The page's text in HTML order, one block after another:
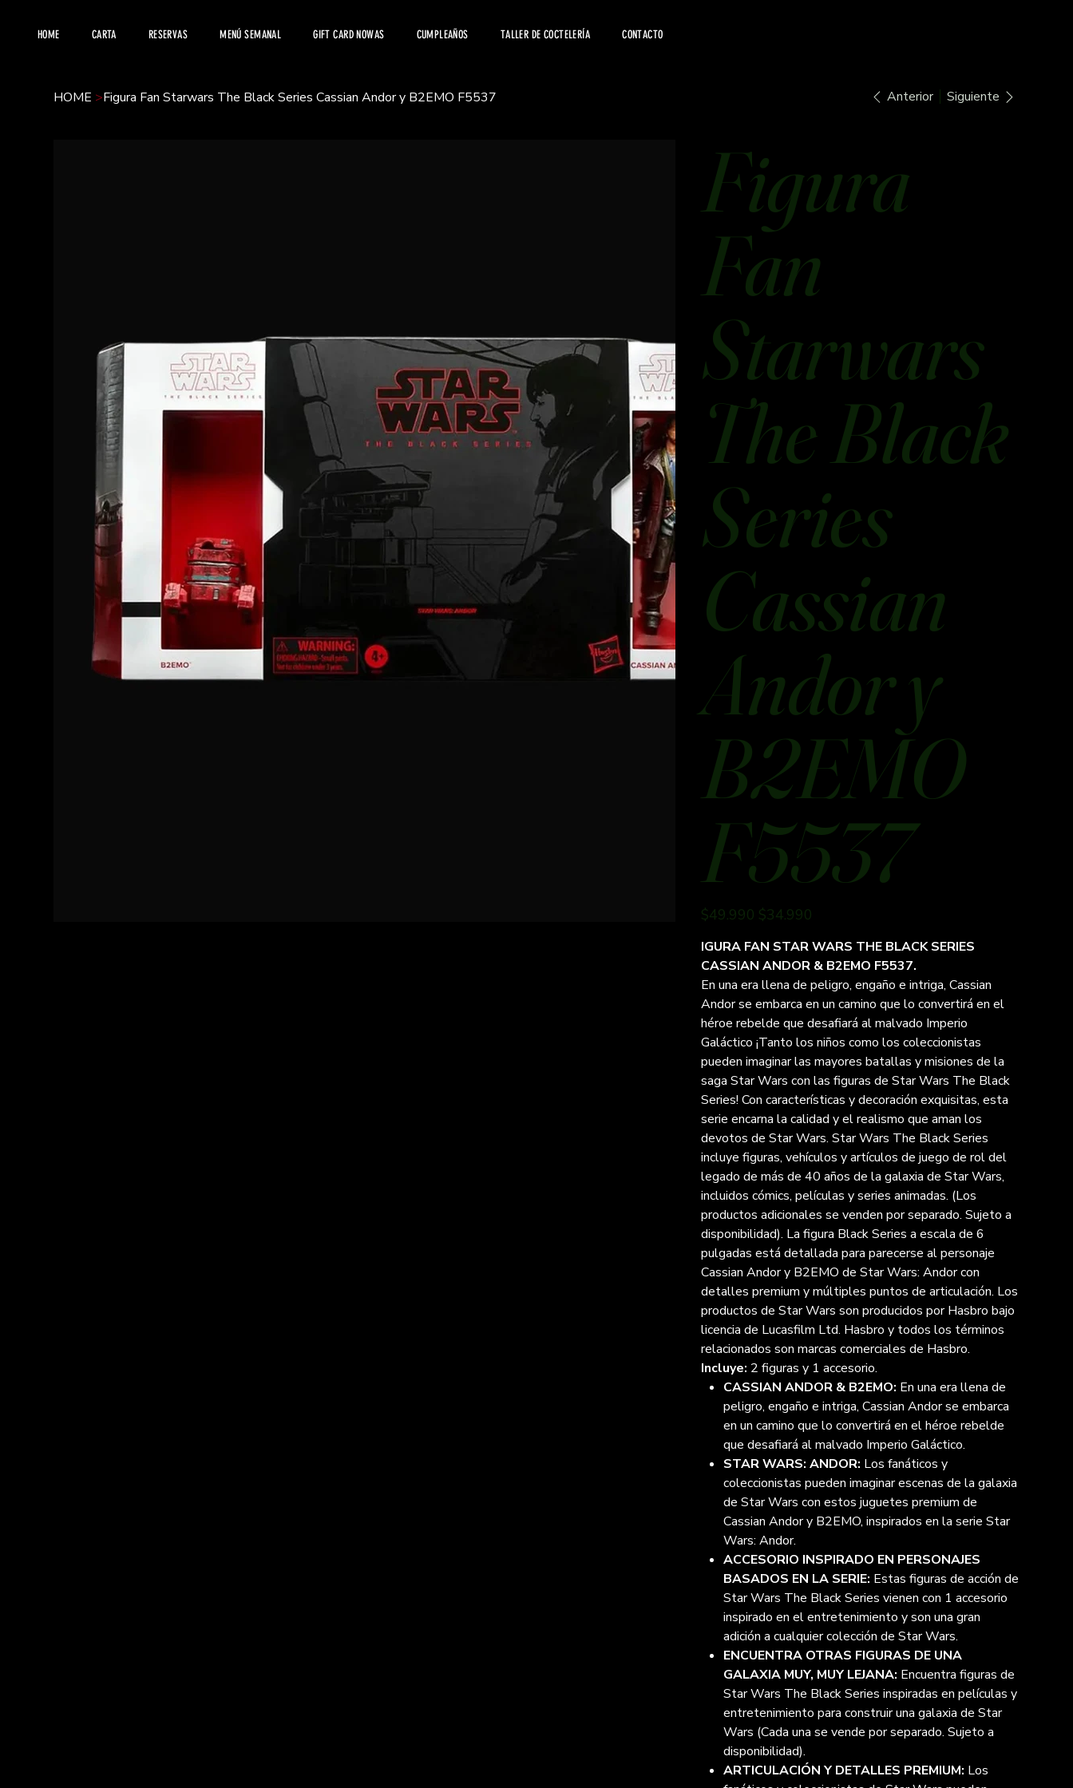
HOME CARTA RESERVAS MENÚ SEMANAL GIFT CARD NOWAS CUMPLEAÑOS TALLER DE COCTELERÍA CONTACTO
HOME >Figura Fan Starwars The Black Series Cassian Andor y B2EMO F5537 Anterior Siguiente
Figura
Fan
Starwars
The Black
Series
Cassian
Andor y
B2EMO
F5537
Precio
original
$49.990
Precio
de
$34.990
IGURA FAN STAR WARS THEBLACK SERIES
CASSIAN ANDOR & B2EMO F5537.
En una era llena de peligro, engaño e intriga, Cassian
Andor se embarca en un camino que lo convertirá en el
héroe rebelde que desafiará al malvado Imperio
Galáctico ¡Tanto los niños como los coleccionistas
pueden imaginar las mayores batallas y misiones de la
saga Star Wars con las figuras de Star Wars The Black
Series! Con características y decoración exquisitas, esta
serie encarna la calidad y el realismo que aman los
devotos de Star Wars. Star Wars The Black Series
incluye figuras, vehículos y artículos de juego de rol del
legado de más de 40 años de la galaxia de Star Wars,
incluidos cómics, películas y series animadas. (Los
productos adicionales se venden por separado. Sujeto a
disponibilidad). La figura Black Series a escala de 6
pulgadas está detallada para parecerse al personaje
Cassian Andor y B2EMO de Star Wars: Andor con
detalles premium y múltiples puntos de articulación. Los
productos de Star Wars son producidos por Hasbro bajo
licencia de Lucasfilm Ltd. Hasbro y todos los términos
relacionados son marcas comerciales de Hasbro.
Incluye: 2 figuras y 1 accesorio.
CASSIAN ANDOR & B2EMO: En una era llena de
peligro, engaño e intriga, Cassian Andor se embarca
en un camino que lo convertirá en el héroe rebelde
que desafiará al malvado Imperio Galáctico.
STAR WARS: ANDOR: Los fanáticos y
coleccionistas pueden imaginar escenas de la galaxia
de Star Wars con estos juguetes premium de
Cassian Andor y B2EMO, inspirados en la serie Star
Wars: Andor.
ACCESORIO INSPIRADO EN PERSONAJES
BASADOS EN LA SERIE: Estas figuras de acción de
Star Wars The Black Series vienen con 1 accesorio
inspirado en el entretenimiento y son una gran
adición a cualquier colección de Star Wars.
ENCUENTRA OTRAS FIGURAS DE UNA
GALAXIA MUY, MUY LEJANA: Encuentra figuras de
Star Wars The Black Series inspiradas en películas y
entretenimiento para construir una galaxia de Star
Wars (Cada una se vende por separado. Sujeto a
disponibilidad).
ARTICULACIÓN Y DETALLES PREMIUM: Los